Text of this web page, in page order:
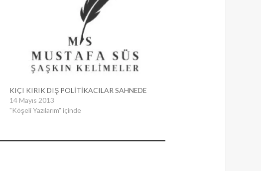
KIÇI KIRIK DIŞ POLİTİKACILAR SAHNEDE
14 Mayıs 2013
"Köşeli Yazılarım" içinde